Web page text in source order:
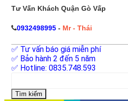
Tư Vấn Khách Quận Gò Vấp
0932498995 - Mr - Thái
✅ Tư vấn báo giá miễn phí
✅ Bảo hành 2 đến 5 năm
✅ Hotline: 0835.748.593
cho: